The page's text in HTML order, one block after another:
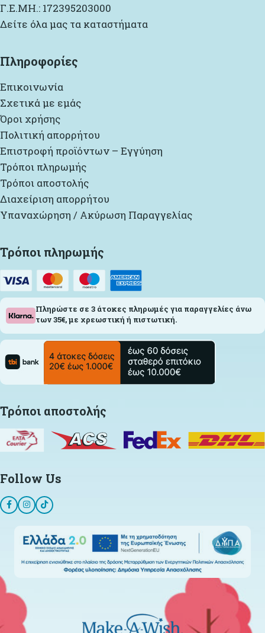
Γ.Ε.ΜΗ.: 172395203000
Δείτε όλα μας τα καταστήματα
Πληροφορίες
Επικοινωνία
Σχετικά με εμάς
Όροι χρήσης
Πολιτική απορρήτου
Επιστροφή προϊόντων – Εγγύηση
Τρόποι πληρωμής
Τρόποι αποστολής
Διαχείριση απορρήτου
Υπαναχώρηση / Ακύρωση Παραγγελίας
Τρόποι πληρωμής
Πληρώστε σε 3 άτοκες πληρωμές για παραγγελίες άνω
των 35€, με χρεωστική ή πιστωτική.
Τρόποι αποστολής
Follow Us